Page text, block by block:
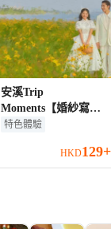
安溪Trip
Moments【婚紗寫真
婚禮跟拍航拍/宣傳片
影攝像/翻譯】
特色體驗
HKD129+